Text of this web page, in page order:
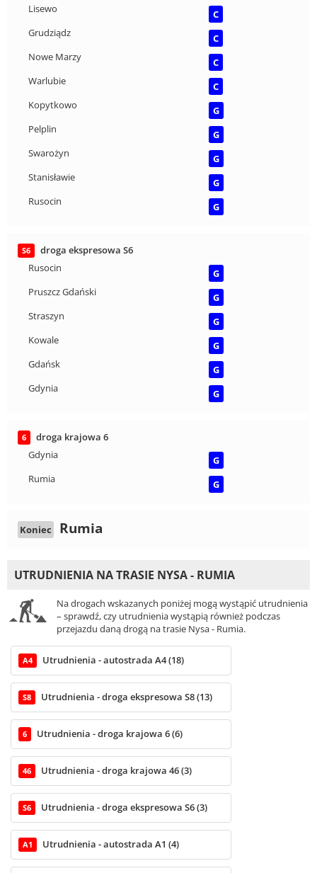
Lisewo
C
Grudziądz
C
Nowe Marzy
C
Warlubie
C
Kopytkowo
G
Pelplin
G
Swarożyn
G
Stanisławie
G
Rusocin
G
S6
droga ekspresowa S6
Rusocin
G
Pruszcz Gdański
G
Straszyn
G
Kowale
G
Gdańsk
G
Gdynia
G
6
droga krajowa 6
Gdynia
G
Rumia
G
Koniec Rumia
UTRUDNIENIA NA TRASIE NYSA - RUMIA
Na drogach wskazanych poniżej mogą wystąpić utrudnienia
– sprawdź, czy utrudnienia wystąpią również podczas
przejazdu daną drogą na trasie Nysa - Rumia.
A4 Utrudnienia - autostrada A4 (18)
S8 Utrudnienia - droga ekspresowa S8 (13)
6 Utrudnienia - droga krajowa 6 (6)
46 Utrudnienia - droga krajowa 46 (3)
S6 Utrudnienia - droga ekspresowa S6 (3)
A1 Utrudnienia - autostrada A1 (4)